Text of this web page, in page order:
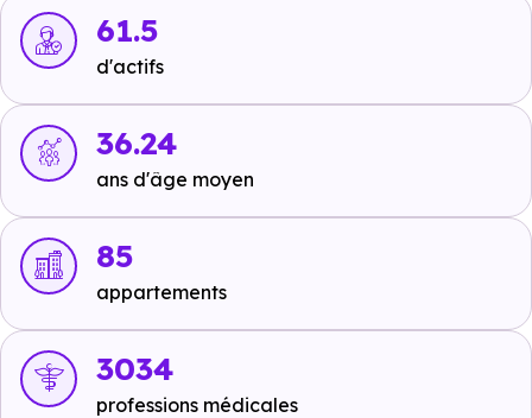
m, soit 0 min en voiture ou à 81 m, soit 1 min à pied
Tramway :Ligne 1 - Ligne 2 : Palais de Justice
pied
Ligne 1 - Ligne 2 : Île du Ramier
min en voiture ou à 5.4 km, soit 1h 05 min à pied
à 6.7 km, soit 11 min en
voiture ou à 5.8 km, soit 1h 10 min à pied
Métro :
non disponible
RER :non disponible.
Autoroutes :A61 - Montaudran Sortie 18
5 min en voiture ou à 348 m, soit 4 min à pied
61.5
d'actifs
36.24
ans d'âge moyen
85
appartements
3034
professions médicales